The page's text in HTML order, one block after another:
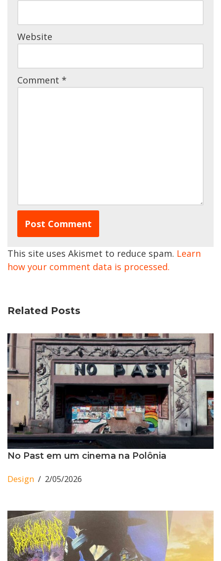
Website
Comment *
This site uses Akismet to reduce spam. Learn
how your comment data is processed.
Related Posts
No Past em um cinema na Polônia
Design 2/05/2026